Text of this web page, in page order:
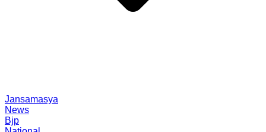
Jansamasya
News
Bjp